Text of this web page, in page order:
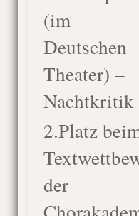
(im
Deutschen
Theater) –
Nachtkritik
2.Platz
der